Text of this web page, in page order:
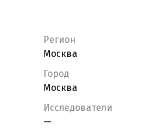
Регион
Москва
Город
Москва
Исследователи
—